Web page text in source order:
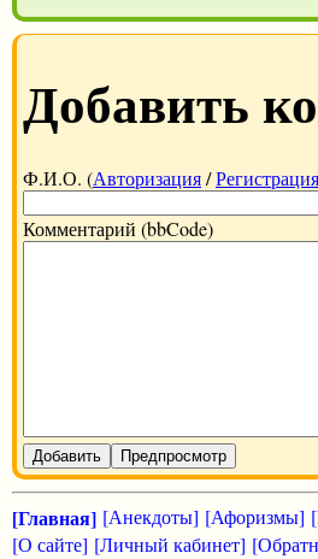
Добавить
Ф.И.О. (Авторизация/Регистрация
Комментарий (bbCode)
Добавить Предпросмотр
[Главная] [Анекдоты] [Афоризмы]
[О сайте] [Личный кабинет]